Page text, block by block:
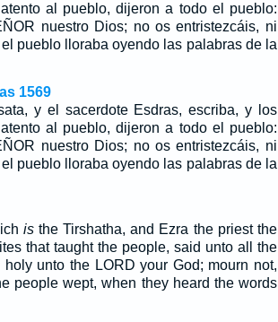
al pueblo, dijeron a todo el pueblo:
nuestro Dios; no os entristezcáis, ni
el pueblo lloraba oyendo las palabras de la
1569
y el sacerdote Esdras, escriba, y los
al pueblo, dijeron a todo el pueblo:
nuestro Dios; no os entristezcáis, ni
el pueblo lloraba oyendo las palabras de la
isthe Tirshatha, and Ezra the priest the
that taught the people, said unto all the
holy unto the LORD your God; mourn not,
people wept, when they heard the words